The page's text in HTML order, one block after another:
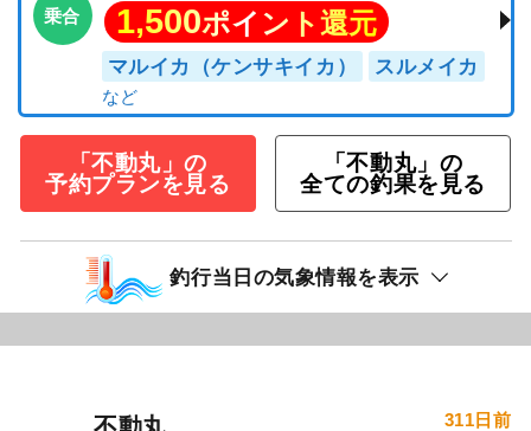
乗合 1,500ポイント還元
マルイカ（ケンサキイカ） スルメイカ
「不動丸」の
予約プランを見る
「不動丸」の
全ての釣果を見る
釣行当日の気象情報を表示
311日前